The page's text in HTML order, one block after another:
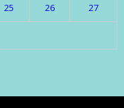
25 26 27